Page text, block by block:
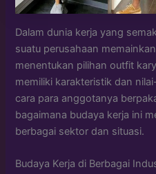
Dalam dunia kerja yang
suatu perusahaan
menentukan pilihan outfit
memiliki karakteristik dan
cara para anggotanya
bagaimana budaya kerja ini
berbagai sektor dan situasi.
Budaya Kerja di Berbagai